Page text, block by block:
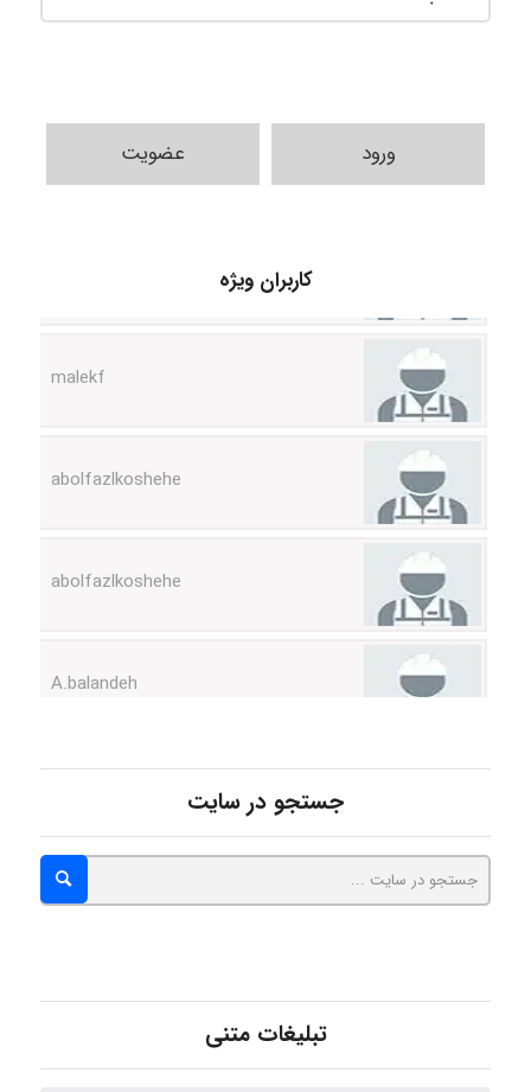
ورود عضویت
کاربران ویژه
aghajari vahid
جستجو در سایت
تبلیغات متنی